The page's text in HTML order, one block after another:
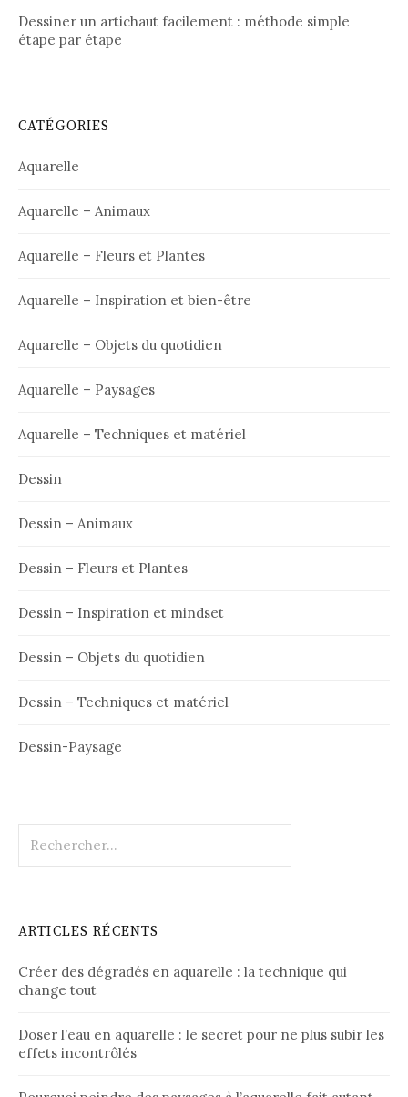
Dessiner un artichaut facilement : méthode simple
étape par étape
CATÉGORIES
Aquarelle
Aquarelle – Animaux
Aquarelle – Fleurs et Plantes
Aquarelle – Inspiration et bien-être
Aquarelle – Objets du quotidien
Aquarelle – Paysages
Aquarelle – Techniques et matériel
Dessin
Dessin – Animaux
Dessin – Fleurs et Plantes
Dessin – Inspiration et mindset
Dessin – Objets du quotidien
Dessin – Techniques et matériel
Dessin-Paysage
ARTICLES RÉCENTS
Créer des dégradés en aquarelle : la technique qui
change tout
Doser l’eau en aquarelle : le secret pour ne plus subir les
effets incontrôlés